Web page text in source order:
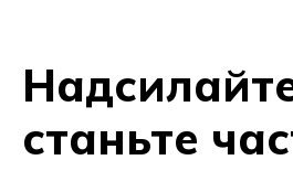
станьте